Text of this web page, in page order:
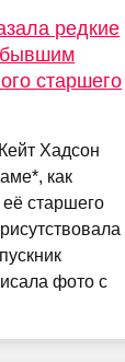
редкие
бывшим
старшего
Хадсон
как
старшего
фото с